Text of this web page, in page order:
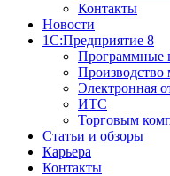
Контакты
Новости
1С:Предприятие 8
Программные
Производство
Электронная
ИТС
Торговым
Статьи и обзоры
Карьера
Контакты